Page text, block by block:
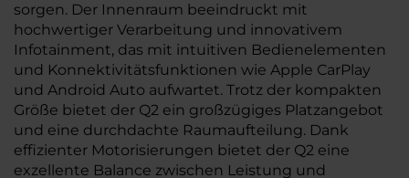
sorgen. Der Innenraum beeindruckt mit
hochwertiger Verarbeitung und innovativem
Infotainment, das mit intuitiven Bedienelementen
und Konnektivitätsfunktionen wie Apple CarPlay
und Android Auto aufwartet. Trotz der kompakten
Größe bietet der Q2 ein großzügiges Platzangebot
und eine durchdachte Raumaufteilung. Dank
effizienter Motorisierungen bietet der Q2 eine
exzellente Balance zwischen Leistung und